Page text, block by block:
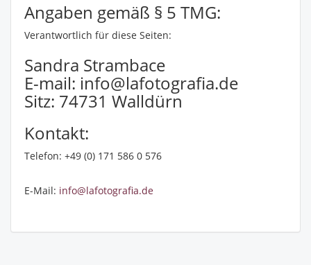
Angaben gemäß § 5 TMG:
Verantwortlich für diese Seiten:
Sandra Strambace
E-mail: info@lafotografia.de
Sitz: 74731 Walldürn
Kontakt:
Telefon: +49 (0) 171 586 0 576
E-Mail: info@lafotografia.de